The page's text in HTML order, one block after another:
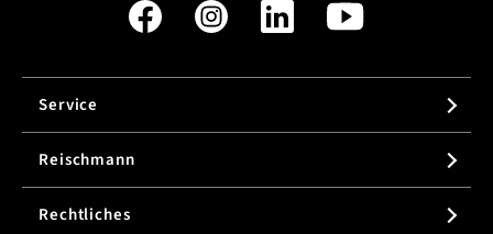
Service
Reischmann
Rechtliches